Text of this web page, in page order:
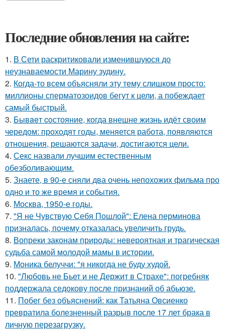
Последние обновления на сайте:
1. В Сети раскритиковали изменившуюся до
неузнаваемости Марину зудину.
2. Когда-то всем объясняли эту тему слишком просто:
миллионы сперматозоидов бегут к цели, а побеждает
самый быстрый.
3. Бывaeт coстояние, когда внешне жизнь идёт своим
чередом: проходят годы, меняется работа, появляются
отношения, решаются задачи, достигаются цели.
4. Секс назвали лучшим естественным
обезболивающим.
5. Знаете, в 90-е сняли два очень непохожих фильма про
одно и то же время и события.
6. Москва, 1950-е годы.
7. "Я не Чувствую Себя Пошлой": Елена перминова
призналась, почему отказалась увеличить грудь.
8. Вопреки законам природы: невероятная и трагическая
судьба самой молодой мамы в истории.
9. Моника белуччи: "я никогда не буду худой.
10. "Любовь не Бьет и не Держит в Страхе": погребняк
поддержала седокову после признаний об абьюзе.
11. Побег без объяснений: как Татьяна Овсиенко
превратила болезненный разрыв после 17 лет брака в
личную перезагрузку.